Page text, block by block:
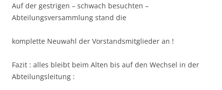
Auf der gestrigen – schwach besuchten –
Abteilungsversammlung stand die
komplette Neuwahl der Vorstandsmitglieder an !
Fazit : alles bleibt beim Alten bis auf den Wechsel in der
Abteilungsleitung :